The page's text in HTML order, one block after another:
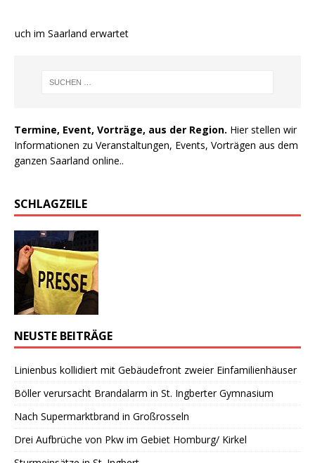
im Saarland erwartet
Termine, Event, Vorträge, aus der Region. Hier stellen wir
Informationen zu Veranstaltungen, Events, Vorträgen aus dem
ganzen Saarland online..
SCHLAGZEILE
NEUSTE BEITRÄGE
Linienbus kollidiert mit Gebäudefront zweier Einfamilienhäuser
Böller verursacht Brandalarm in St. Ingberter Gymnasium
Nach Supermarktbrand in Großrosseln
Drei Aufbrüche von Pkw im Gebiet Homburg/ Kirkel